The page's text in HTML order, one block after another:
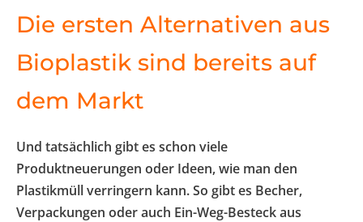
Die ersten Alternativen aus
Bioplastik sind bereits auf
dem Markt
Und tatsächlich gibt es schon viele
Produktneuerungen oder Ideen, wie man den
Plastikmüll verringern kann. So gibt es Becher,
Verpackungen oder auch Ein-Weg-Besteck aus